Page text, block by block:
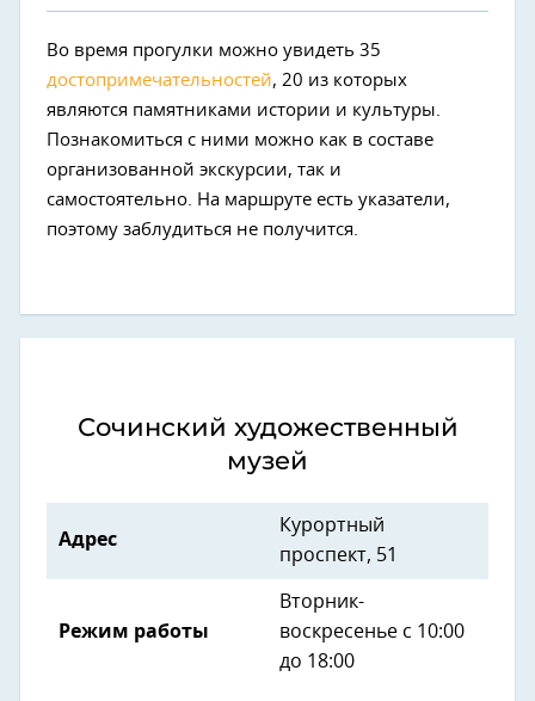
Во время прогулки можно увидеть 35
достопримечательностей, 20 из которых
являются памятниками истории и культуры.
Познакомиться с ними можно как в составе
организованной экскурсии, так и
самостоятельно. На маршруте есть указатели,
поэтому заблудиться не получится.
Сочинский художественный
музей
Адрес
Курортный
проспект, 51
Режим работы
Вторник-
воскресенье с 10:00
до 18:00